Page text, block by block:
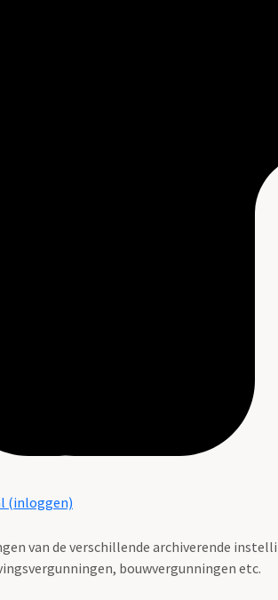
(inloggen)
van de verschillende archiverende
bouwvergunningen etc.